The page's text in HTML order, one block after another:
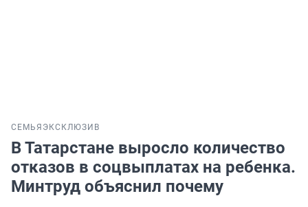
СЕМЬЯ ЭКСКЛЮЗИВ
В Татарстане выросло количество
отказов в соцвыплатах на ребенка.
Минтруд объяснил почему